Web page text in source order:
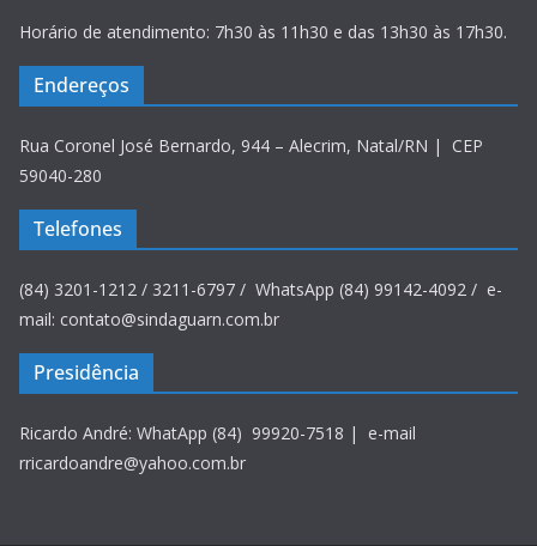
Horário de atendimento: 7h30 às 11h30 e das 13h30 às 17h30.
Endereços
Rua Coronel José Bernardo, 944 – Alecrim, Natal/RN | CEP
59040-280
Telefones
(84) 3201-1212 / 3211-6797 / WhatsApp (84) 99142-4092 / e-
mail: contato@sindaguarn.com.br
Presidência
Ricardo André: WhatApp (84) 99920-7518 | e-mail
rricardoandre@yahoo.com.br